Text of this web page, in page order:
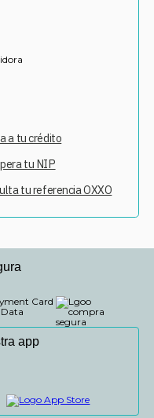
a tu crédito
tu NIP
tu referencia OXXO
app